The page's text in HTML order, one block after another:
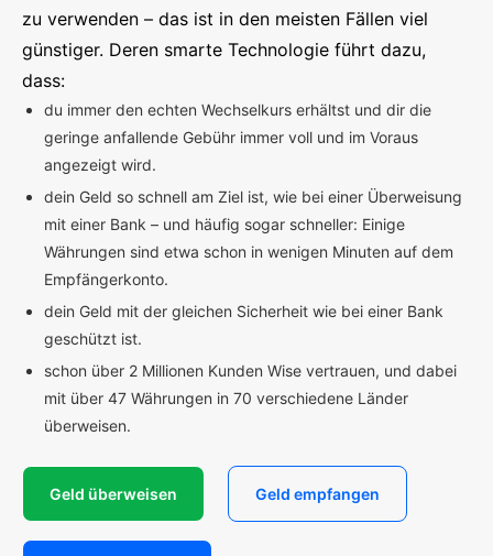
zu verwenden – das ist in den meisten Fällen viel
günstiger. Deren smarte Technologie führt dazu,
dass:
du immer den echten Wechselkurs erhältst und dir die
geringe anfallende Gebühr immer voll und im Voraus
angezeigt wird.
dein Geld so schnell am Ziel ist, wie bei einer Überweisung
mit einer Bank – und häufig sogar schneller: Einige
Währungen sind etwa schon in wenigen Minuten auf dem
Empfängerkonto.
dein Geld mit der gleichen Sicherheit wie bei einer Bank
geschützt ist.
schon über 2 Millionen Kunden Wise vertrauen, und dabei
mit über 47 Währungen in 70 verschiedene Länder
überweisen.
Geld überweisen Geld empfangen